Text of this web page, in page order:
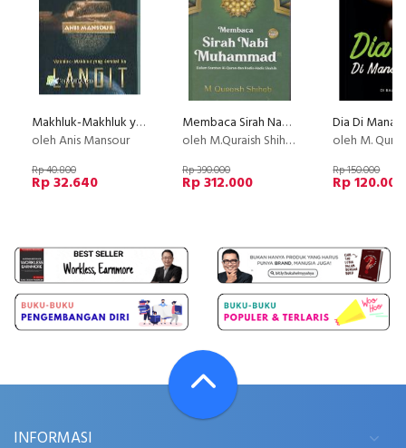
Makhluk-Makhluk yang Kembali ke LANGIT #2
oleh Anis Mansour
Rp 40.800
Rp 32.640
Membaca Sirah Nabi Muhammad ( Edisi Baru 2022 )
oleh M.Quraish Shihab
Rp 390.000
Rp 312.000
oleh M.
Rp 150.000
Rp 120.000
INFORMASI